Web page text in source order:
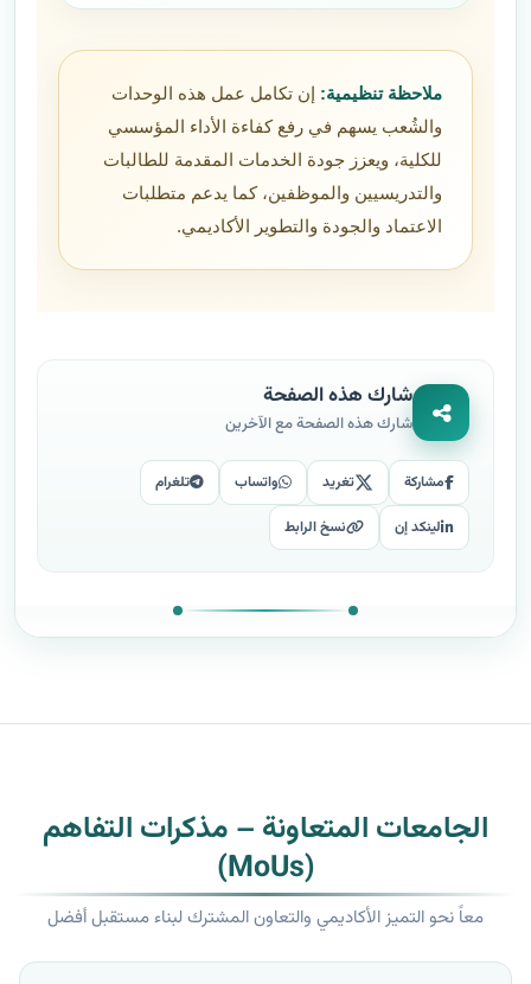
ملاحظة تنظيمية: إن تكامل عمل هذه الوحدات
والشُعب يسهم في رفع كفاءة الأداء المؤسسي
للكلية، ويعزز جودة الخدمات المقدمة للطالبات
والتدريسيين والموظفين، كما يدعم متطلبات
الاعتماد والجودة والتطوير الأكاديمي.
شارك هذه الصفحة
شارك هذه الصفحة مع الآخرين
مشاركة تغريد واتساب تلغرام
لينكد إن نسخ الرابط
الجامعات المتعاونة – مذكرات التفاهم
(MoUs)
معاً نحو التميز الأكاديمي والتعاون المشترك لبناء مستقبل أفضل